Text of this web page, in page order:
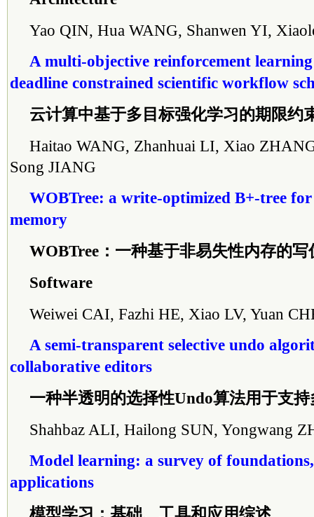
Yao QIN, Hua WANG, Shanwen YI,
A multi-objective reinforcement
deadline constrained scientific workflow
云计算中基于多目标强化学习的期限约
Haitao WANG, Zhanhuai LI, Xiao
Song JIANG
WOBTree: a write-optimized B+-tree
memory
WOBTree：一种基于非易失性内存的
Software
Weiwei CAI, Fazhi HE, Xiao LV, Yuan
A semi-transparent selective undo
collaborative editors
一种半透明的选择性Undo算法用于支
Shahbaz ALI, Hailong SUN, Yongwang
Model learning: a survey of
applications